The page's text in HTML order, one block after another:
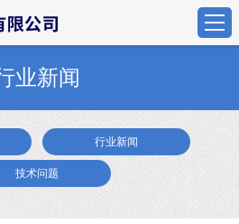
业新闻
行业新闻
技术问题